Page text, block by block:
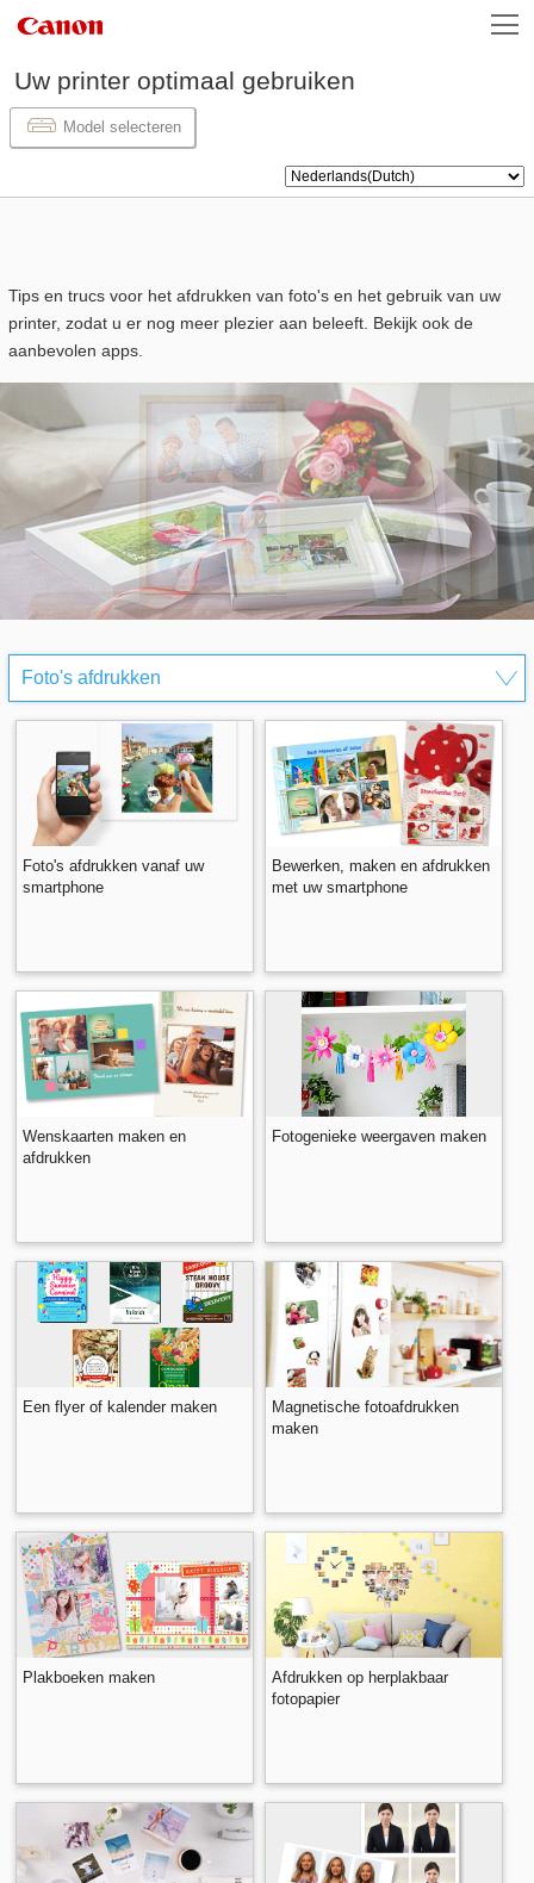
Uw printer optimaal gebruiken
Model selecteren
Tips en trucs voor het afdrukken van foto's en het gebruik van uw
printer, zodat u er nog meer plezier aan beleeft. Bekijk ook de
aanbevolen apps.
Foto's afdrukken vanaf uw
smartphone
Bewerken, maken en afdrukken
met uw smartphone
Wenskaarten maken en
afdrukken
Magnetische fotoafdrukken
maken
Afdrukken op herplakbaar
fotopapier
Plakboeken maken
Een flyer of kalender maken
Fotogenieke weergaven maken